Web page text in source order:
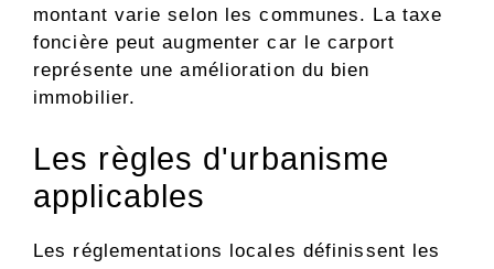
montant varie selon les communes. La taxe
foncière peut augmenter car le carport
représente une amélioration du bien
immobilier.
Les règles d'urbanisme
applicables
Les réglementations locales définissent les